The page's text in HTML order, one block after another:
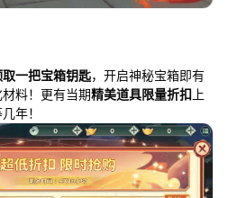
一把宝箱钥匙，开启神秘宝箱即有
料！更有当期精美道具限量折扣 上
年！